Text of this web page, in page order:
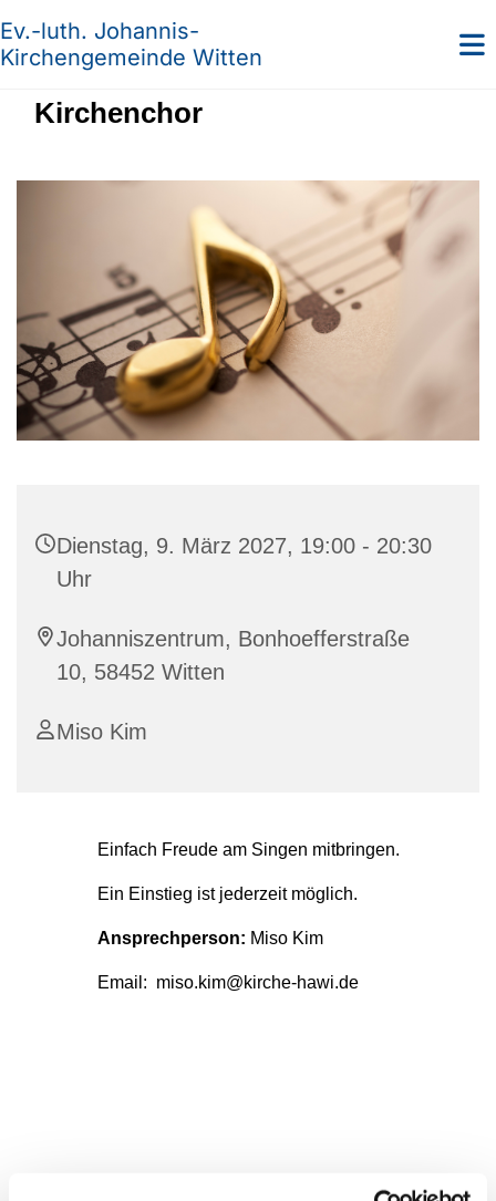
Ev.-luth. Johannis-
Kirchengemeinde Witten
Kirchenchor
Dienstag, 9. März 2027, 19:00 - 20:30
Uhr
Johanniszentrum, Bonhoefferstraße
10, 58452 Witten
Miso Kim
Einfach Freude am Singen mitbringen.
Ein Einstieg ist jederzeit möglich.
Ansprechperson: Miso Kim
Email: miso.kim@kirche-hawi.de